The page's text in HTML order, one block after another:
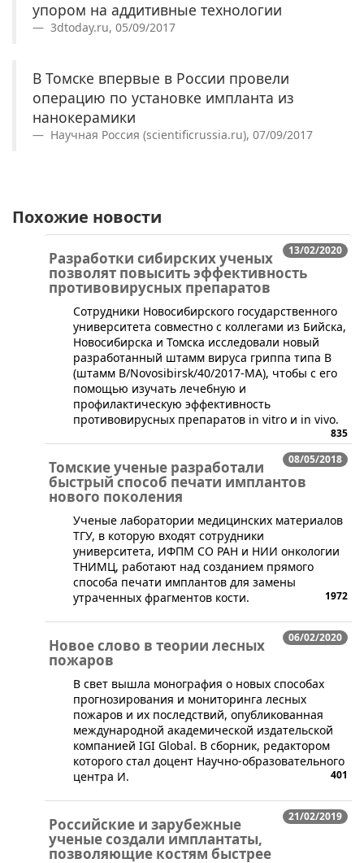
упором на аддитивные технологии
3dtoday.ru, 05/09/2017
В Томске впервые в России провели
операцию по установке импланта из
нанокерамики
Научная Россия (scientificrussia.ru), 07/09/2017
Похожие новости
13/02/2020
Разработки сибирских ученых
позволят повысить эффективность
противовирусных препаратов
​Сотрудники Новосибирского государственного
университета совместно с коллегами из Бийска,
Новосибирска и Томска исследовали новый
разработанный штамм вируса гриппа типа B
(штамм В/Novosibirsk/40/2017-MA), чтобы с его
помощью изучать лечебную и
профилактическую эффективность
противовирусных препаратов in vitro и in vivo.
835
08/05/2018
Томские ученые разработали
быстрый способ печати имплантов
нового поколения
Ученые лаборатории медицинских материалов
ТГУ, в которую входят сотрудники
университета, ИФПМ СО РАН и НИИ онкологии
ТНИМЦ, работают над созданием прямого
способа печати имплантов для замены
утраченных фрагментов кости.
1972
06/02/2020
Новое слово в теории лесных
пожаров
​В свет вышла монография о новых способах
прогнозирования и мониторинга лесных
пожаров и их последствий, опубликованная
международной академической издательской
компанией IGI Global. В сборник, редактором
которого стал доцент Научно-образовательного
центра И.
401
21/02/2019
Российские и зарубежные
ученые создали имплантаты,
позволяющие костям быстрее